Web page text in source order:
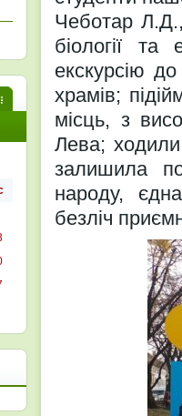
Чеботар
біології
екскурсію
храмів;
місць, з
Лева;
залишила
народу,
безліч